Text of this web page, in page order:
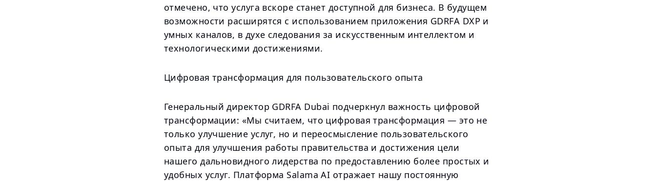
отмечено, что услуга вскоре станет доступной для бизнеса. В будущем
возможности расширятся с использованием приложения GDRFA DXP и
умных каналов, в духе следования за искусственным интеллектом и
технологическими достижениями.
Цифровая трансформация для пользовательского опыта
Генеральный директор GDRFA Dubai подчеркнул важность цифровой
трансформации: «Мы считаем, что цифровая трансформация — это не
только улучшение услуг, но и переосмысление пользовательского
опыта для улучшения работы правительства и достижения цели
нашего дальновидного лидерства по предоставлению более простых и
удобных услуг. Платформа Salama AI отражает нашу постоянную